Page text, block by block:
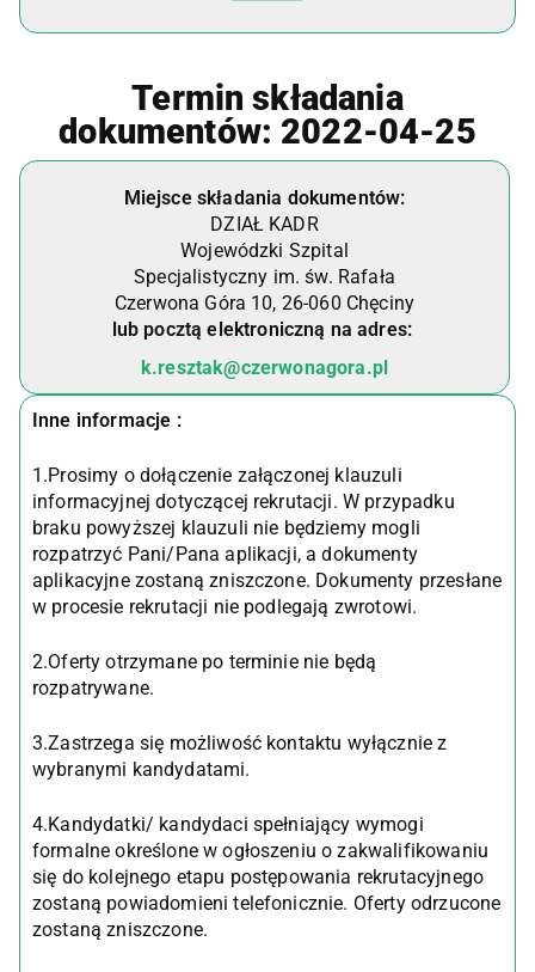
Termin składania
dokumentów: 2022-04-25
Miejsce składania dokumentów:
DZIAŁ KADR
Wojewódzki Szpital
Specjalistyczny im. św. Rafała
Czerwona Góra 10, 26-060 Chęciny
lub pocztą elektroniczną na adres:
k.resztak@czerwonagora.pl
Inne informacje :
1.Prosimy o dołączenie załączonej klauzuli
informacyjnej dotyczącej rekrutacji. W przypadku
braku powyższej klauzuli nie będziemy mogli
rozpatrzyć Pani/Pana aplikacji, a dokumenty
aplikacyjne zostaną zniszczone. Dokumenty przesłane
w procesie rekrutacji nie podlegają zwrotowi.
2.Oferty otrzymane po terminie nie będą
rozpatrywane.
3.Zastrzega się możliwość kontaktu wyłącznie z
wybranymi kandydatami.
4.Kandydatki/ kandydaci spełniający wymogi
formalne określone w ogłoszeniu o zakwalifikowaniu
się do kolejnego etapu postępowania rekrutacyjnego
zostaną powiadomieni telefonicznie. Oferty odrzucone
zostaną zniszczone.